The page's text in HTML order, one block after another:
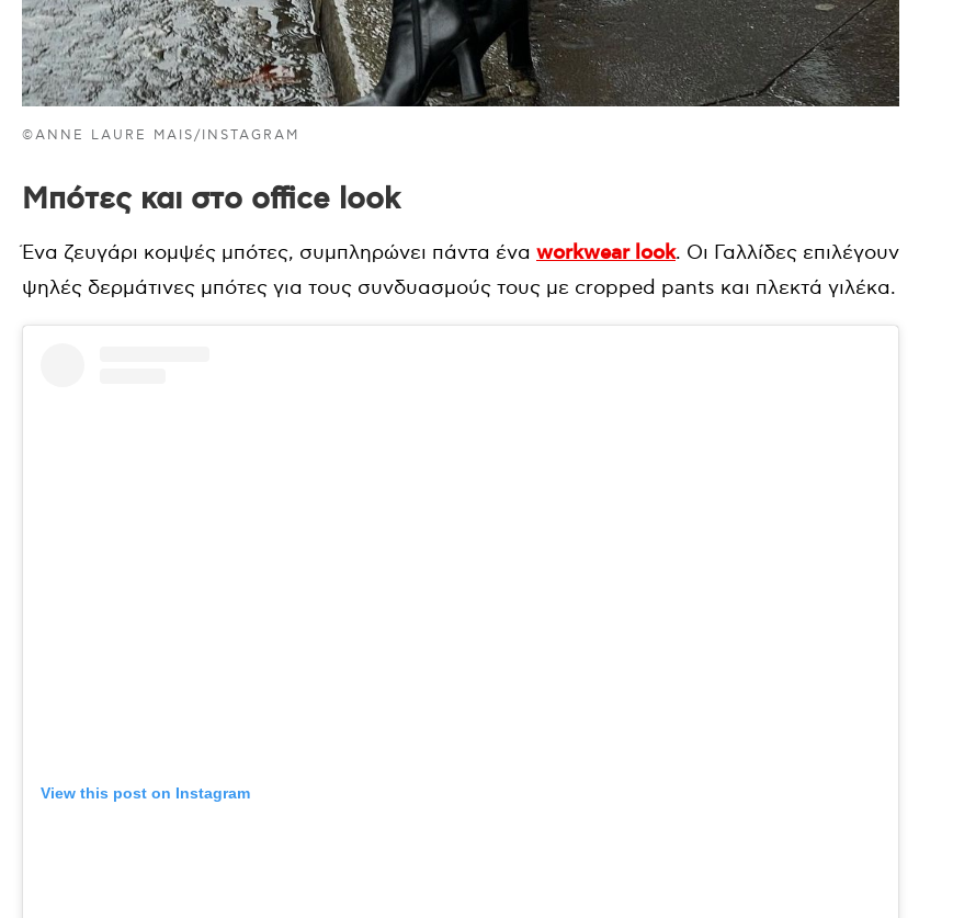
©ANNE LAURE MAIS/INSTAGRAM
Μπότες και στο office look
Ένα ζευγάρι κομψές μπότες, συμπληρώνει πάντα ένα workwear look. Οι Γαλλίδες επιλέγουν
ψηλές δερμάτινες μπότες για τους συνδυασμούς τους με cropped pants και πλεκτά γιλέκα.
View this post on Instagram